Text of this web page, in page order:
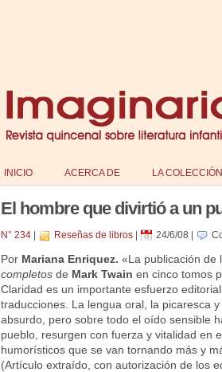
INICIO ACERCA DE LA COLECCIÓN
El hombre que divirtió a un
N° 234| Reseñas de libros| 24/6/08
Por Mariana Enriquez. «La publicación de
completosde Mark Twain en cinco tomos
Claridad es un importante esfuerzo
traducciones. La lengua oral, la picaresca
absurdo, pero sobre todo el oído sensible
pueblo, resurgen con fuerza y vitalidad en
humorísticos que se van tornando más y
(Artículo extraído, con autorización de los